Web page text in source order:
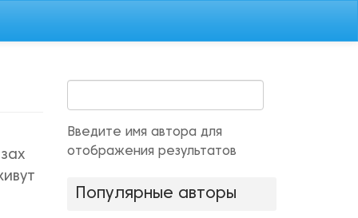
Введите имя автора для
отображения результатов
Популярные авторы